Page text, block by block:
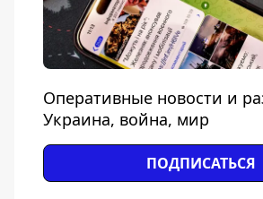
Оперативные новости и
Украина, война, мир
ПОДПИСАТЬСЯ